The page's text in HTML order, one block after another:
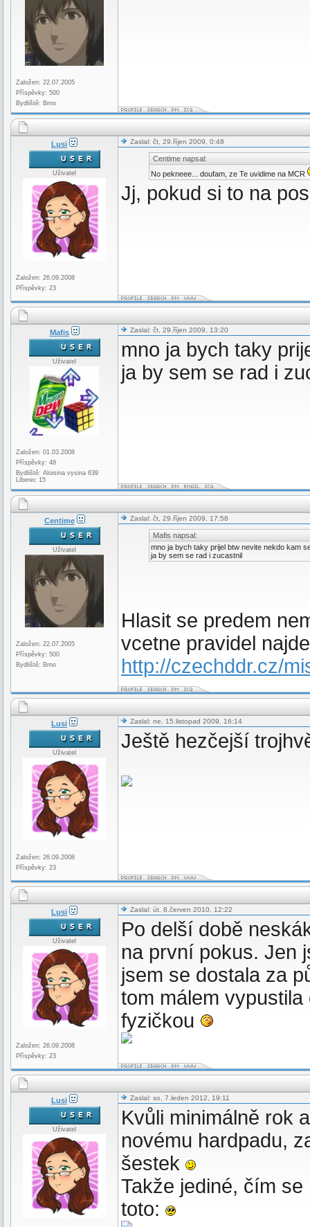
Založen: 22.07.2005
Příspěvky: 500
Bydliště: Brno
Lusi
Uživatel
Založen: 26.09.2008
Příspěvky: 23
Zaslal: čt, 29.říjen 2009, 0:48
Centime napsal:
No pekneee... doufam, ze Te uvidime na MCR
Jj, pokud si to na
Mafis
Uživatel
Založen: 01.03.2008
Příspěvky: 48
Bydliště: Aloisina vysina 639
Liberec 15
Zaslal: čt, 29.říjen 2009, 13:20
mno ja bych taky
ja by sem se rad i
Centime
Uživatel
Založen: 22.07.2005
Příspěvky: 500
Bydliště: Brno
Zaslal: čt, 29.říjen 2009, 17:58
Mafis napsal:
mno ja bych taky prijel btw nevite nekdo kam
ja by sem se rad i zucastnil
Hlasit se predem
vcetne pravidel
http://czechddr.cz/
Lusi
Uživatel
Založen: 26.09.2008
Příspěvky: 23
Zaslal: ne, 15.listopad 2009, 16:14
Ještě hezčejší
Lusi
Uživatel
Založen: 26.09.2008
Příspěvky: 23
Zaslal: út, 8.červen 2010, 12:22
Po delší době
na první pokus. Jen
jsem se dostala za
tom málem
fyzičkou
Lusi
Uživatel
Zaslal: so, 7.leden 2012, 19:11
Kvůli minimálně rok
novému hardpadu,
šestek
Takže jediné, čím
toto: